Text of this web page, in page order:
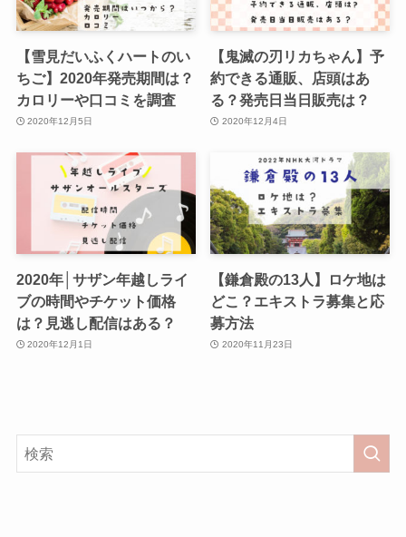
【雪見だいふくハートのい
ちご】2020年発売期間は？
カロリーや口コミを調査
2020年12月5日
【鬼滅の刃リカちゃん】予
約できる通販、店頭はあ
る？発売日当日販売は？
2020年12月4日
2020年│サザン年越しライ
ブの時間やチケット価格
は？見逃し配信はある？
2020年12月1日
【鎌倉殿の13人】ロケ地は
どこ？エキストラ募集と応
募方法
2020年11月23日